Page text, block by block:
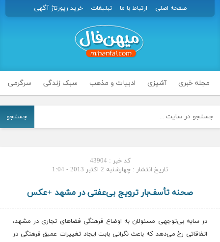
صفحه اصلی ارتباط با ما تبلیغات خرید رپورتاژ آگهی
مجله خبری آشپزی ادبیات و مذهب سبک زندگی سرگرمی
جستجو
کد خبر : 43904
تاریخ انتشار : چهارشنبه 2 اکتبر 2013 - 1:04
صحنه تأسف‌بار ترویج بی‌عفتی در مشهد +عکس
در سایه بی‌توجهی مسئولان به اوضاع فرهنگی فضاهای تجاری در مشهد،
اتفاقاتی رخ می‌دهد که باعث نگرانی بابت ایجاد تغییرات عمیق فرهنگی در